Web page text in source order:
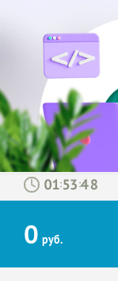
: :
0 руб.